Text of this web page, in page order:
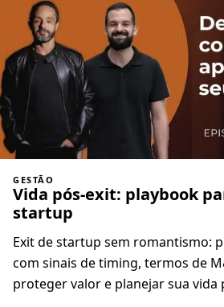
GESTÃO
Vida pós-exit: playbook
startup
Exit de startup sem romantismo:
com sinais de timing, termos de
proteger valor e planejar sua vida